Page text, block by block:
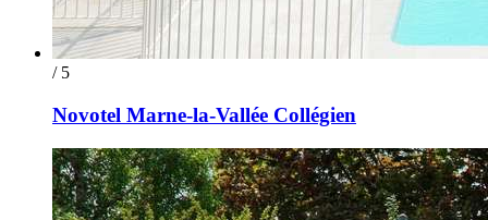
/ 5
Novotel Marne-la-Vallée Collégien